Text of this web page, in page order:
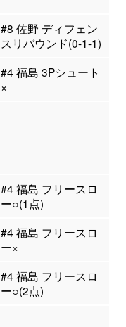
#8 佐野 ディフェン
スリバウンド(0-1-1)
#4 福島 3Pシュート
×
#4 福島 フリースロ
ー○(1点)
#4 福島 フリースロ
ー×
#4 福島 フリースロ
ー○(2点)